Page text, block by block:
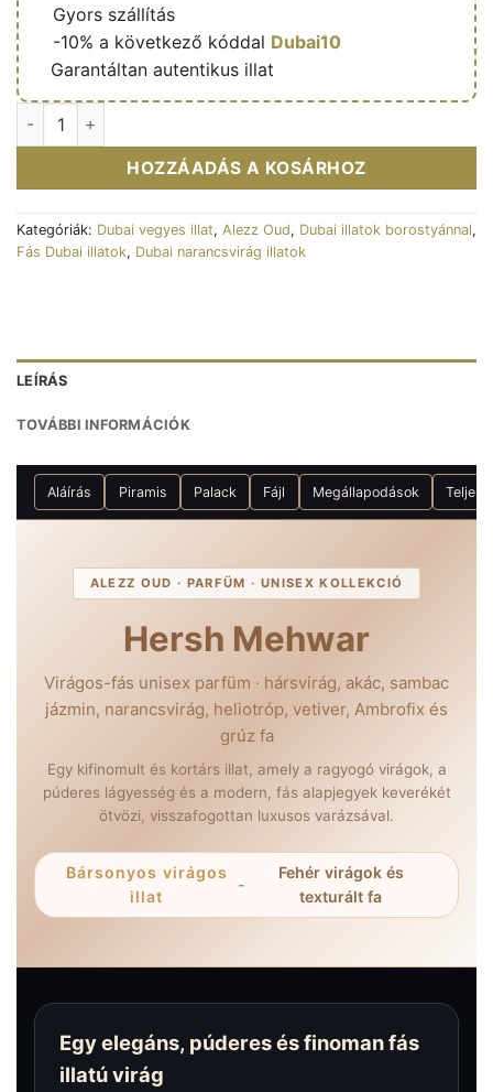
Gyors szállítás
-10% a következő kóddal Dubai10
Garantáltan autentikus illat
Hersh Mehwar – Eau de parfum mixte (flacon beige taupe
HOZZÁADÁS A KOSÁRHOZ
Kategóriák: Dubai vegyes illat, Alezz Oud, Dubai illatok borostyánnal,
Fás Dubai illatok, Dubai narancsvirág illatok
LEÍRÁS
TOVÁBBI INFORMÁCIÓK
Aláírás Piramis Palack Fájl Megállapodások
ALEZZ OUD · PARFÜM · UNISEX KOLLEKCIÓ
Hersh Mehwar
Virágos-fás unisex parfüm · hársvirág, akác, sambac
jázmin, narancsvirág, heliotróp, vetiver, Ambrofix és
grúz fa
Egy kifinomult és kortárs illat, amely a ragyogó virágok, a
púderes lágyesség és a modern, fás alapjegyek keverékét
ötvözi, visszafogottan luxusos varázsával.
Bársonyos virágos
illat
-
Fehér virágok és
texturált fa
Egy elegáns, púderes és finoman fás
illatú virág